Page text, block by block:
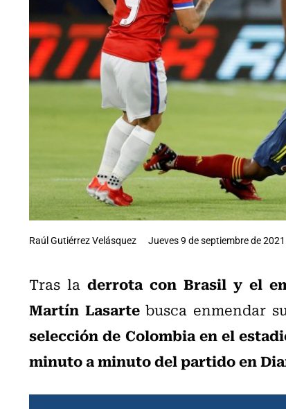
Raúl Gutiérrez Velásquez Jueves 9 de septiembre de
Tras laderrota con Brasil y el
Martín Lasartebusca enmendar
selección de Colombia en el
minuto a minuto del partido en